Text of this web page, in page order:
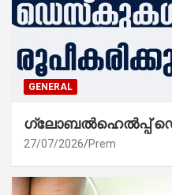
GENERAL
ഗ്ലോബൽഹെൽപ്പ്
27/07/2026 Prem